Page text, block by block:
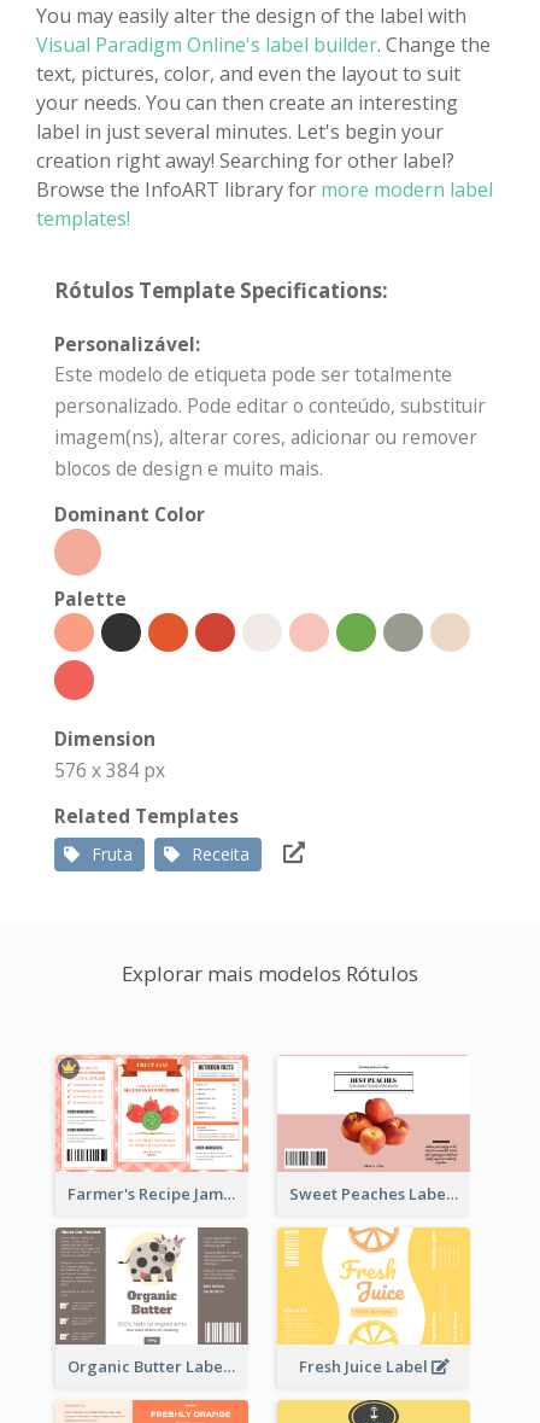
You may easily alter the design of the label with
Visual Paradigm Online's label builder. Change the
text, pictures, color, and even the layout to suit
your needs. You can then create an interesting
label in just several minutes. Let's begin your
creation right away! Searching for other label?
Browse the InfoART library for more modern label
templates!
Rótulos Template Specifications:
Personalizável:
Este modelo de etiqueta pode ser totalmente
personalizado. Pode editar o conteúdo, substituir
imagem(ns), alterar cores, adicionar ou remover
blocos de design e muito mais.
Dominant Color
Palette
Dimension
576 x 384 px
Related Templates
Fruta Receita
Explorar mais modelos Rótulos
Farmer's Recipe Jam Label Sweet Peaches Label
Organic Butter Label Fresh Juice Label